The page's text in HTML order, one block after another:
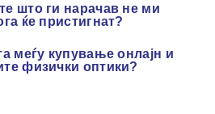
што ги нарачав не ми
ќе пристигнат?
меѓу купување онлајн и
физички оптики?